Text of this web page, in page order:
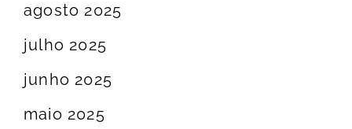
agosto 2025
julho 2025
junho 2025
maio 2025